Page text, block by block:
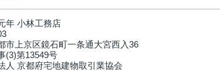
年 小林工務店
市上京区鏡石町一条通大宮西入36
(3)第13549号
人 京都府宅地建物取引業協会